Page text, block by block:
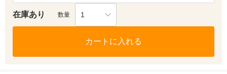
在庫あり 数量 1
カートに入れる